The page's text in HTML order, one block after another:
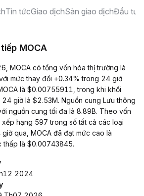
Tin tứcGiao dịchSàn giao dịchĐầu tư
MOCA
MOCA có tổng vốn hóa thị trường là
mức thay đổi +0.34% trong 24 giờ
là $0.00755911, trong khi khối
giờ là $2.53M. Nguồn cung Lưu thông
nguồn cung tối đa là 8.89B. Theo vốn
xếp hạng 597 trong số tất cả các loại
qua, MOCA đã đạt mức cao là
là $0.00743845.
2024